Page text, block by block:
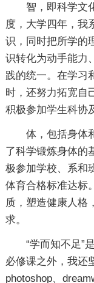
智，即科学文
度，大学四年，我
识，同时把所学的
识转化为动手能力
践的统一。在学习
时，还努力拓宽自
积极参加学生科协
体，包括身体
了科学锻炼身体的
极参加学校、系和
体育合格标准达标
质，塑造健康人格
求。
“学而知不足”
必修课之外，我还
photoshop、